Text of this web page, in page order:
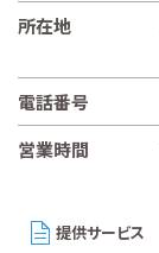
所在地
電話番号
営業時間
提供サービス